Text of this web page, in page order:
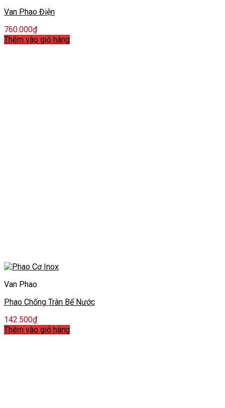
Van Phao Điện
760.000₫
Thêm vào giỏ hàng
Van Phao
Phao Chống Tràn Bể Nước
142.500₫
Thêm vào giỏ hàng